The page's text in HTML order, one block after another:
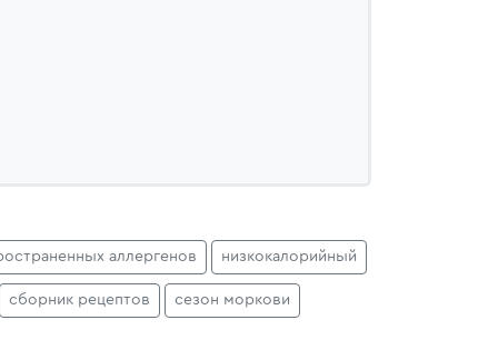
аллергенов низкокалорийный
сборник рецептов сезон моркови